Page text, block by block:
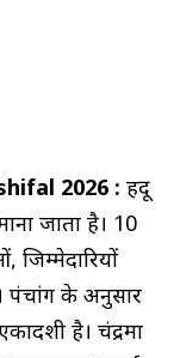
2026 : हिंदू
जाता है। 10
जिम्मेदारियों
के अनुसार
है। चंद्रमा